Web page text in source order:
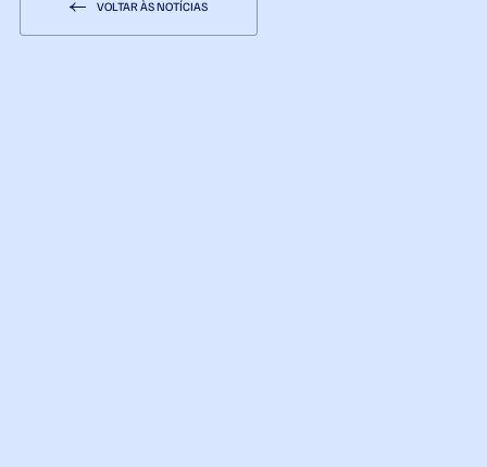
VOLTAR ÀS NOTÍCIAS